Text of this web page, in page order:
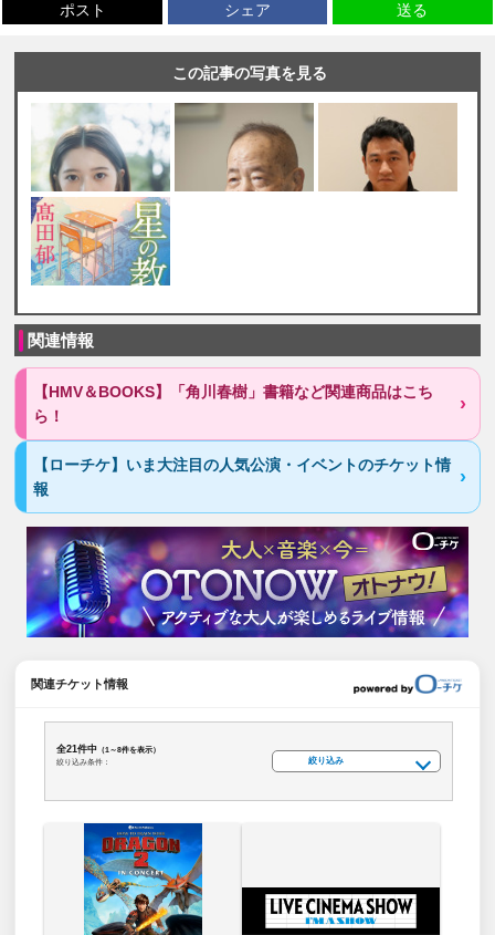
ポスト シェア 送る
この記事の写真を見る
関連情報
【HMV＆BOOKS】「角川春樹」書籍など関連商品はこち
ら！
【ローチケ】いま大注目の人気公演・イベントのチケット情
報
関連チケット情報
全21件中 （1～8件を表示）
絞り込み条件：
絞り込み